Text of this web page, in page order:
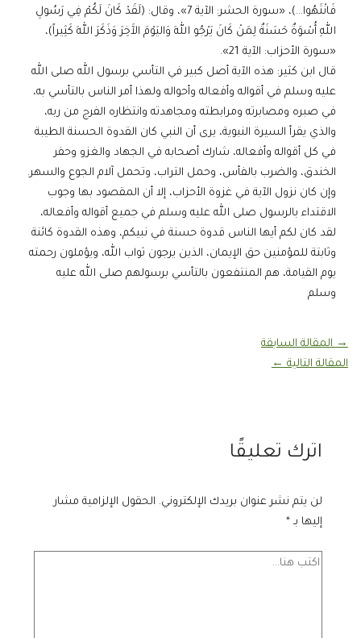
فَانْتَهُوا…)، «سورة الحشر: الآية 7»، وقال: (لَقَدْ كَانَ لَكُمْ فِي رَسُولِ
اللهِ أُسْوَةٌ حَسَنَةٌ لِمَنْ كَانَ يَرْجُو اللهَ وَاليَوْمَ الآَخِرَ وَذَكَرَ اللهَ كَثِيراً)،
«سورة الأحزاب: الآية 21».
قال ابن كثير: هذه الآية أصل كبير في التأسي برسول الله صلى الله
عليه وسلم في أقواله وأفعاله وأحواله ولهذا أمر الناس بالتأسي به،
في صبره ومصابرته ومرابطته ومجاهدته وانتظاره الفرج من ربه،
والذي يقرأ السيرة النبوية، يرى أن النبي كان القدوة الحسنة الطيبة
في كل أقواله وأفعاله، شارك أصحابه في الجهاد والغزو وحفر
الخندق، والضرب بالفأس، وحمل التراب، وتحمل آلام الجوع والسهر.
وإن كان نزول الآية في غزوة الأحزاب، إلا أن المقصود بها وجوب
الاقتداء بالرسول صلى الله عليه وسلم في جميع أقواله وأفعاله،
لقد كان لكم أيها الناس قدوة حسنة في نبيكم، وهذه القدوة كائنة
وثابتة للمؤمنين حق الإيمان، الذين يرجون ثواب الله، ويؤملون رحمته
يوم القيامة، هم المنتفعون بالتأسي برسولهم صلى الله عليه
وسلم
→المقالة السابقة
المقالة التالية←
اترك تعليقًا
لن يتم نشر عنوان بريدك الإلكتروني. الحقول الإلزامية مشار
إليها بـ*